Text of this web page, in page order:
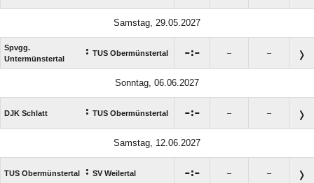
Samstag, 29.05.2027
Spvgg.
Untermünstertal
: TUS Obermünstertal : – –
Sonntag, 06.06.2027
DJK Schlatt : TUS Obermünstertal : – –
Samstag, 12.06.2027
TUS Obermünstertal : SV Weilertal : – –